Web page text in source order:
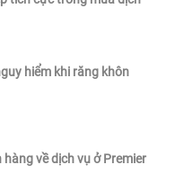
hiểm khi răng khôn
về dịch vụ ở Premier